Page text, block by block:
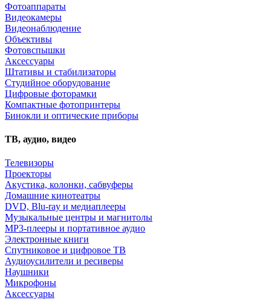
Фотоаппараты
Видеокамеры
Видеонаблюдение
Объективы
Фотовспышки
Аксессуары
Штативы и стабилизаторы
Студийное оборудование
Цифровые фоторамки
Компактные фотопринтеры
Бинокли и оптические приборы
ТВ, аудио, видео
Телевизоры
Проекторы
Акустика, колонки, сабвуферы
Домашние кинотеатры
DVD, Blu-ray и медиаплееры
Музыкальные центры и магнитолы
MP3-плееры и портативное аудио
Электронные книги
Спутниковое и цифровое ТВ
Аудиоусилители и ресиверы
Наушники
Микрофоны
Аксессуары